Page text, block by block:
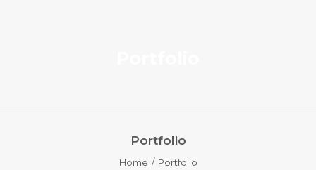
Portfolio
Home Portfolio